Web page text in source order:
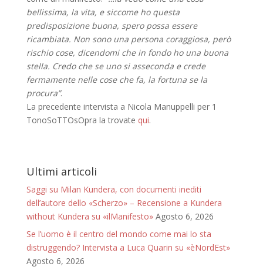
bellissima, la vita, e siccome ho questa
predisposizione buona, spero possa essere
ricambiata. Non sono una persona coraggiosa, però
rischio cose, dicendomi che in fondo ho una buona
stella. Credo che se uno si asseconda e crede
fermamente nelle cose che fa, la fortuna se la
procura”.
La precedente intervista a Nicola Manuppelli per 1
TonoSoTTOsOpra la trovate qui.
Ultimi articoli
Saggi su Milan Kundera, con documenti inediti
dell’autore dello «Scherzo» – Recensione a Kundera
without Kundera su «ilManifesto» Agosto 6, 2026
Se l’uomo è il centro del mondo come mai lo sta
distruggendo? Intervista a Luca Quarin su «èNordEst»
Agosto 6, 2026